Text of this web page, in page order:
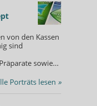
von den Kassen
sind
sowie...
Porträts lesen »